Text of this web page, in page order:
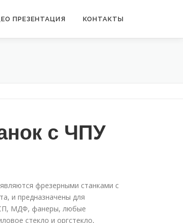
ПРЕЗЕНТАЦИЯ КОНТАКТЫ
с ЧПУ
фрезерными станками с
и предназначены для
МДФ, фанеры, любые
стекло и оргстекло,